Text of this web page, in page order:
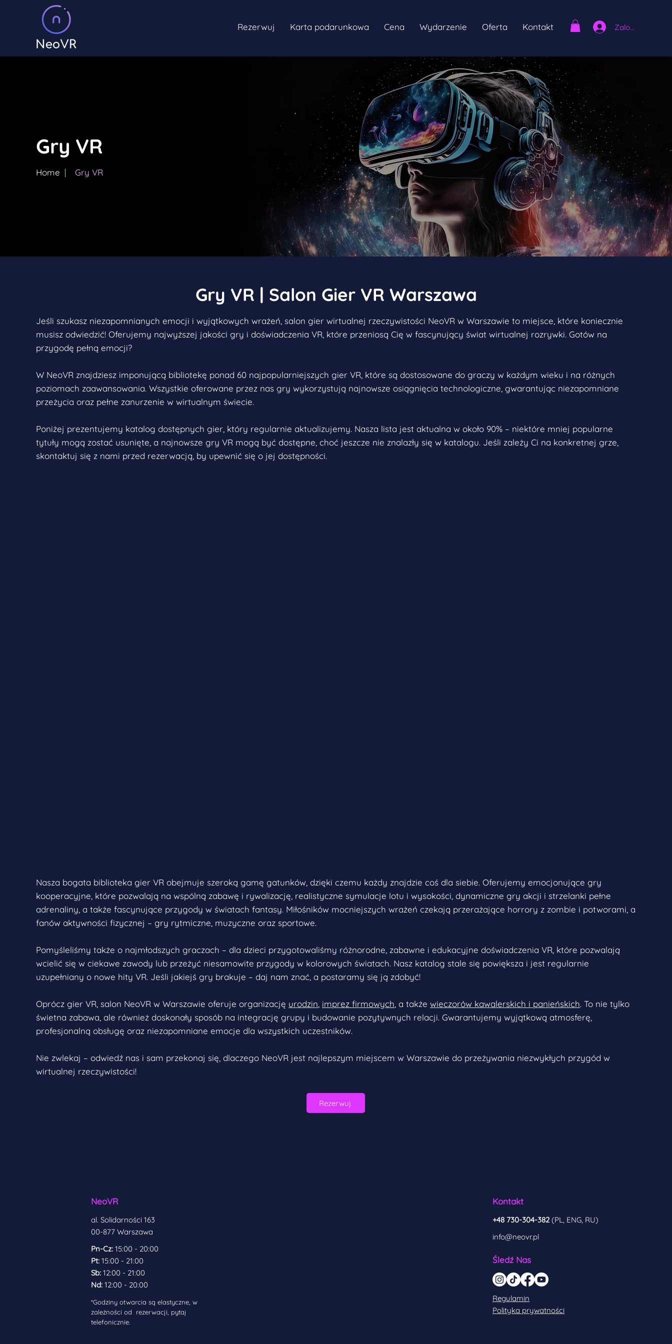
Rezerwuj Karta podarunkowa Cena Wydarzenie Oferta Kontakt Zaloguj się
Gry VR
Home ⎸ Gry VR
Gry VR | Salon Gier VR Warszawa
Jeśli szukasz niezapomnianych emocji i wyjątkowych wrażeń, salon gier wirtualnej rzeczywistości NeoVR w Warszawie to miejsce, które koniecznie
musisz odwiedzić! Oferujemy najwyższej jakości gry i doświadczenia VR, które przeniosą Cię w fascynujący świat wirtualnej rozrywki. Gotów na
przygodę pełną emocji?
W NeoVR znajdziesz imponującą bibliotekę ponad 60 najpopularniejszych gier VR, które są dostosowane do graczy w każdym wieku i na różnych
poziomach zaawansowania. Wszystkie oferowane przez nas gry wykorzystują najnowsze osiągnięcia technologiczne, gwarantując niezapomniane
przeżycia oraz pełne zanurzenie w wirtualnym świecie.
Poniżej prezentujemy katalog dostępnych gier, który regularnie aktualizujemy. Nasza lista jest aktualna w około 90% – niektóre mniej popularne
tytuły mogą zostać usunięte, a najnowsze gry VR mogą być dostępne, choć jeszcze nie znalazły się w katalogu. Jeśli zależy Ci na konkretnej grze,
skontaktuj się z nami przed rezerwacją, by upewnić się o jej dostępności.
Nasza bogata biblioteka gier VR obejmuje szeroką gamę gatunków, dzięki czemu każdy znajdzie coś dla siebie. Oferujemy emocjonujące gry
kooperacyjne, które pozwalają na wspólną zabawę i rywalizację, realistyczne symulacje lotu i wysokości, dynamiczne gry akcji i strzelanki pełne
adrenaliny, a także fascynujące przygody w światach fantasy. Miłośników mocniejszych wrażeń czekają przerażające horrory z zombie i potworami, a
fanów aktywności fizycznej – gry rytmiczne, muzyczne oraz sportowe.
Pomyśleliśmy także o najmłodszych graczach – dla dzieci przygotowaliśmy różnorodne, zabawne i edukacyjne doświadczenia VR, które pozwalają
wcielić się w ciekawe zawody lub przeżyć niesamowite przygody w kolorowych światach. Nasz katalog stale się powiększa i jest regularnie
uzupełniany o nowe hity VR. Jeśli jakiejś gry brakuje – daj nam znać, a postaramy się ją zdobyć!
Oprócz gier VR, salon NeoVR w Warszawie oferuje organizację urodzin imprez firmowych , a także wieczorów kawalerskich i panieńskich. To nie tylko
świetna zabawa, ale również doskonały sposób na integrację grupy i budowanie pozytywnych relacji. Gwarantujemy wyjątkową atmosferę,
profesjonalną obsługę oraz niezapomniane emocje dla wszystkich uczestników.
Nie zwlekaj – odwiedź nas i sam przekonaj się, dlaczego NeoVR jest najlepszym miejscem w Warszawie do przeżywania niezwykłych przygód w
wirtualnej rzeczywistości!
Rezerwuj
NeoVR
al. Solidarności 163
00-877 Warszawa
Pn-Cz: 15:00 - 20:00
Pt: 15:00 - 21:00
Sb: 12:00 - 21:00
Nd: 12:00 - 20:00
​*Godziny otwarcia są elastyczne, w
zależności od rezerwacji, pytaj
telefonicznie.
Kontakt
+48 730-304-382 (PL, ENG, RU)
info@neovr.pl
Śledź Nas
Regulamin
Polityka prywatności